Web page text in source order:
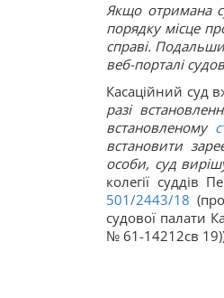
Якщо отримана
порядку місце
справі.
веб-порталі
Касаційний суд
разі
встановленому
встановити
особи, суд
колегії суддів
501/2443/18
судової палати
№ 61-14212св